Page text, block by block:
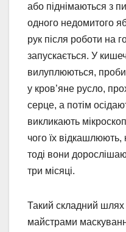
або піднімаються з
одного недомитого
рук після роботи на
запускається. У
вилуплюються,
у кров’яне русло,
серце, а потім
викликають
чого їх відкашлюють,
тоді вони
три місяці.
Такий складний шлях
майстрами